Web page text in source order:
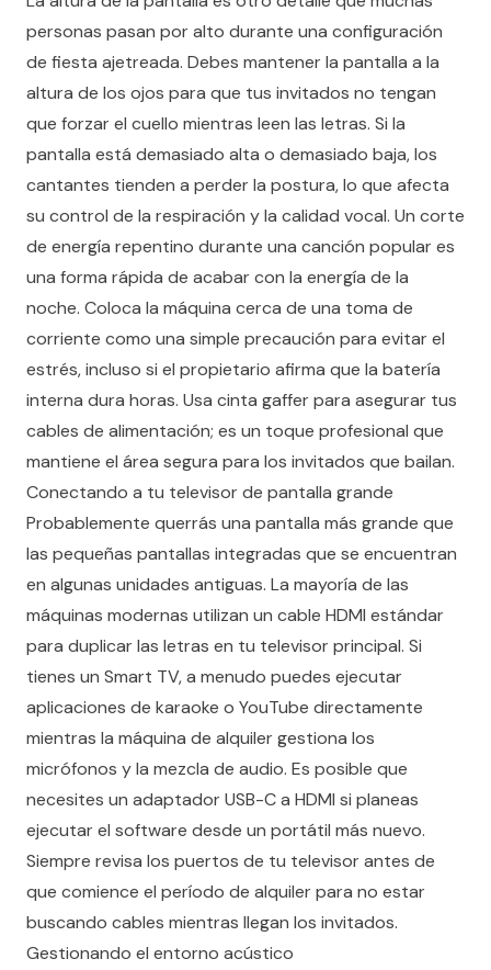
personas pasan por alto durante una configuración
de fiesta ajetreada. Debes mantener la pantalla a la
altura de los ojos para que tus invitados no tengan
que forzar el cuello mientras leen las letras. Si la
pantalla está demasiado alta o demasiado baja, los
cantantes tienden a perder la postura, lo que afecta
su control de la respiración y la calidad vocal. Un corte
de energía repentino durante una canción popular es
una forma rápida de acabar con la energía de la
noche. Coloca la máquina cerca de una toma de
corriente como una simple precaución para evitar el
estrés, incluso si el propietario afirma que la batería
interna dura horas. Usa cinta gaffer para asegurar tus
cables de alimentación; es un toque profesional que
mantiene el área segura para los invitados que bailan.
Conectando a tu televisor de pantalla grande
Probablemente querrás una pantalla más grande que
las pequeñas pantallas integradas que se encuentran
en algunas unidades antiguas. La mayoría de las
máquinas modernas utilizan un cable HDMI estándar
para duplicar las letras en tu televisor principal. Si
tienes un Smart TV, a menudo puedes ejecutar
aplicaciones de karaoke o YouTube directamente
mientras la máquina de alquiler gestiona los
micrófonos y la mezcla de audio. Es posible que
necesites un adaptador USB-C a HDMI si planeas
ejecutar el software desde un portátil más nuevo.
Siempre revisa los puertos de tu televisor antes de
que comience el período de alquiler para no estar
buscando cables mientras llegan los invitados.
Gestionando el entorno acústico